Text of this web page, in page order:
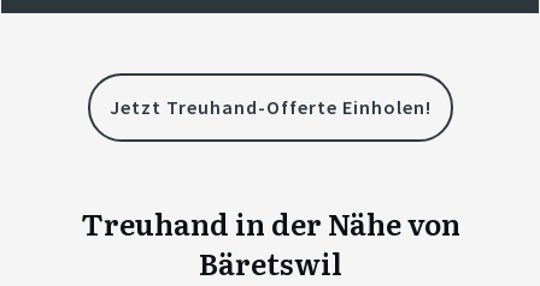
Jetzt Treuhand-Offerte Einholen!
Treuhand in der Nähe von
Bäretswil